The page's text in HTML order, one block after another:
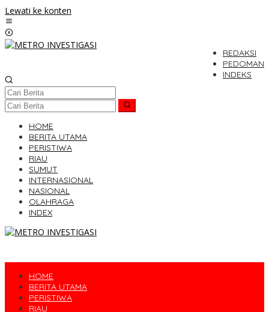
Lewati ke konten
REDAKSI
PEDOMAN
INDEKS
HOME
BERITA UTAMA
PERISTIWA
RIAU
SUMUT
INTERNASIONAL
NASIONAL
OLAHRAGA
INDEX
HOME
BERITA UTAMA
PERISTIWA
RIAU